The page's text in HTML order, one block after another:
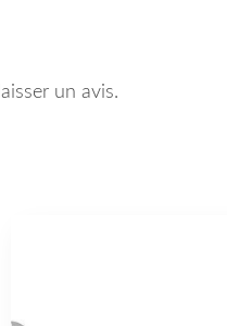
un avis.